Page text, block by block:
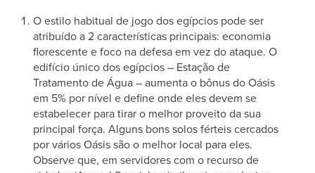
O estilo habitual de jogo dos egípcios pode ser
atribuído a 2 características principais: economia
florescente e foco na defesa em vez do ataque. O
edifício único dos egípcios – Estação de
Tratamento de Água – aumenta o bônus do Oásis
em 5% por nível e define onde eles devem se
estabelecer para tirar o melhor proveito da sua
principal força. Alguns bons solos férteis cercados
por vários Oásis são o melhor local para eles.
Observe que, em servidores com o recurso de